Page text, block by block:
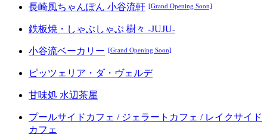
長崎風ちゃんぽん 小谷流軒 [Grand Opening Soon]
鉄板焼・しゃぶしゃぶ 樹々 -JUJU-
小谷流ベーカリー [Grand Opening Soon]
ピッツェリア・ダ・ヴェルデ
甘味処 水辺茶屋
プールサイドカフェ / ジェラートカフェ / レイクサイド
カフェ